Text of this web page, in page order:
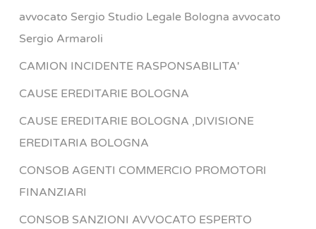
avvocato Sergio Studio Legale Bologna avvocato
Sergio Armaroli
CAMION INCIDENTE RASPONSABILITA'
CAUSE EREDITARIE BOLOGNA
CAUSE EREDITARIE BOLOGNA ,DIVISIONE
EREDITARIA BOLOGNA
CONSOB AGENTI COMMERCIO PROMOTORI
FINANZIARI
CONSOB SANZIONI AVVOCATO ESPERTO